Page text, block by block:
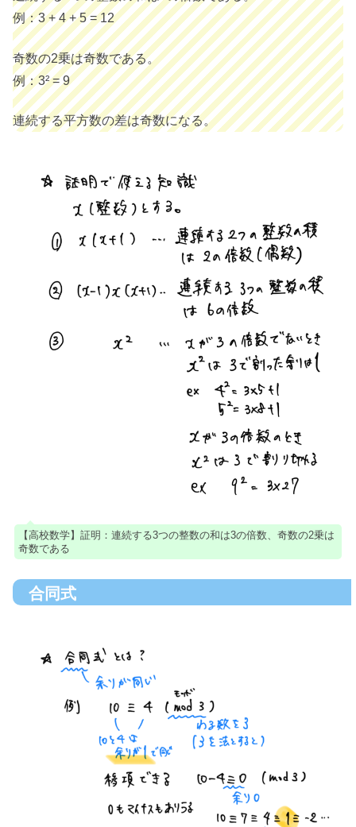
例：3 + 4 + 5 = 12
奇数の2乗は奇数である。
例：3² = 9
連続する平方数の差は奇数になる。
【高校数学】証明：連続する3つの整数の和は3の倍数、奇数の2乗は
奇数である
合同式